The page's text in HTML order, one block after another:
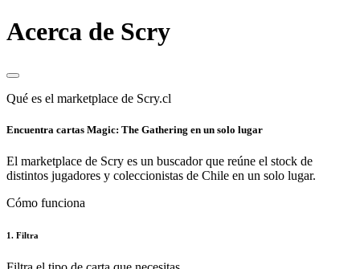
Acerca de Scry
Qué es el marketplace de Scry.cl
Encuentra cartas Magic: The Gathering en un solo lugar
El marketplace de Scry es un buscador que reúne el stock de
distintos jugadores y coleccionistas de Chile en un solo lugar.
Cómo funciona
1. Filtra